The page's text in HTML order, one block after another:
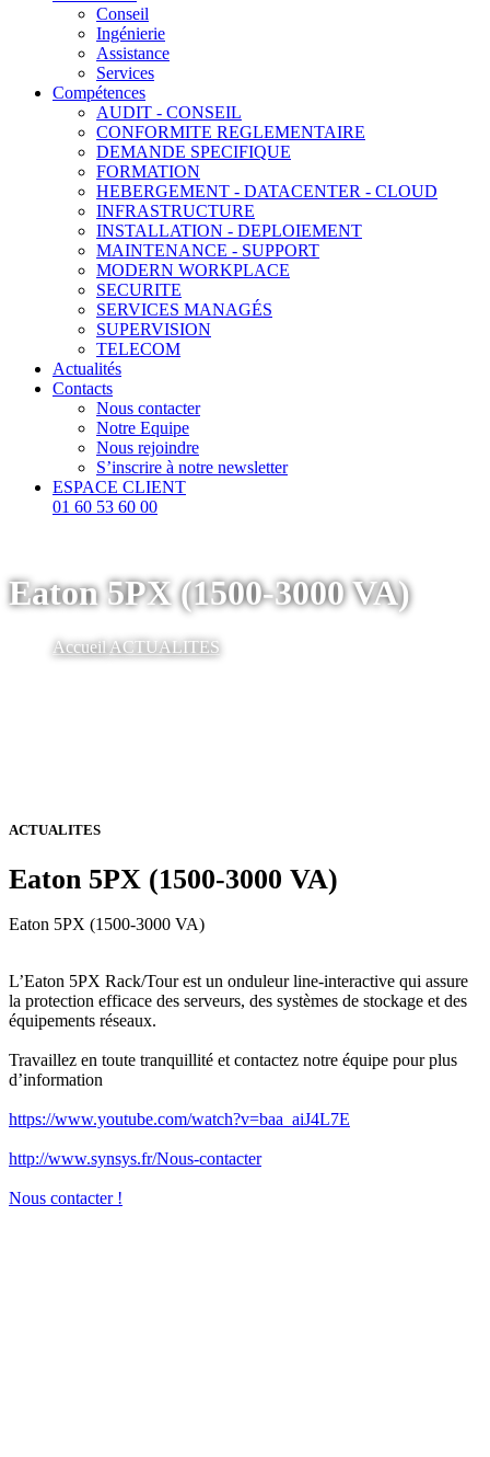
Conseil
Ingénierie
Assistance
Services
Compétences
AUDIT - CONSEIL
CONFORMITE REGLEMENTAIRE
DEMANDE SPECIFIQUE
FORMATION
HEBERGEMENT - DATACENTER - CLOUD
INFRASTRUCTURE
INSTALLATION - DEPLOIEMENT
MAINTENANCE - SUPPORT
MODERN WORKPLACE
SECURITE
SERVICES MANAGÉS
SUPERVISION
TELECOM
Actualités
Contacts
Nous contacter
Notre Equipe
Nous rejoindre
S’inscrire à notre newsletter
ESPACE CLIENT
01 60 53 60 00
Eaton 5PX (1500-3000 VA)
AccueilACTUALITES
ACTUALITES
Eaton 5PX (1500-3000 VA)
Eaton 5PX (1500-3000 VA)
L’Eaton 5PX Rack/Tour est un onduleur line-interactive qui assure
la protection efficace des serveurs, des systèmes de stockage et des
équipements réseaux.
Travaillez en toute tranquillité et contactez notre équipe pour plus
d’information
https://www.youtube.com/watch?v=baa_aiJ4L7E
http://www.synsys.fr/Nous-contacter
Nous contacter !